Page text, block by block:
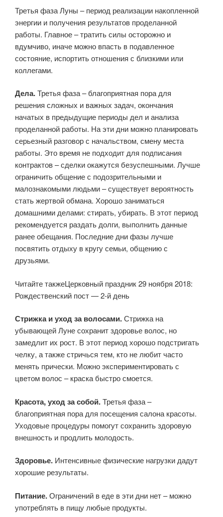
Третья фаза Луны – период реализации накопленной
энергии и получения результатов проделанной
работы. Главное – тратить силы осторожно и
вдумчиво, иначе можно впасть в подавленное
состояние, испортить отношения с близкими или
коллегами.
Дела.Третья фаза – благоприятная пора для
решения сложных и важных задач, окончания
начатых в предыдущие периоды дел и анализа
проделанной работы. На эти дни можно планировать
серьезный разговор с начальством, смену места
работы. Это время не подходит для подписания
контрактов – сделки окажутся безуспешными. Лучше
ограничить общение с подозрительными и
малознакомыми людьми – существует вероятность
стать жертвой обмана. Хорошо заниматься
домашними делами: стирать, убирать. В этот период
рекомендуется раздать долги, выполнить данные
ранее обещания. Последние дни фазы лучше
посвятить отдыху в кругу семьи, общению с
друзьями.
Читайте такжеЦерковный праздник 29 ноября 2018:
Рождественский пост — 2-й день
Стрижка и уход за волосами.Стрижка на
убывающей Луне сохранит здоровье волос, но
замедлит их рост. В этот период хорошо подстригать
челку, а также стричься тем, кто не любит часто
менять прически. Можно экспериментировать с
цветом волос – краска быстро смоется.
Красота, уход за собой.Третья фаза –
благоприятная пора для посещения салона красоты.
Уходовые процедуры помогут сохранить здоровую
внешность и продлить молодость.
Здоровье. Интенсивные физические нагрузки дадут
хорошие результаты.
Питание.Ограничений в еде в эти дни нет – можно
употреблять в пищу любые продукты.